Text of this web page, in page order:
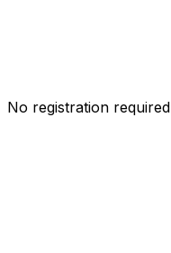
No registration required